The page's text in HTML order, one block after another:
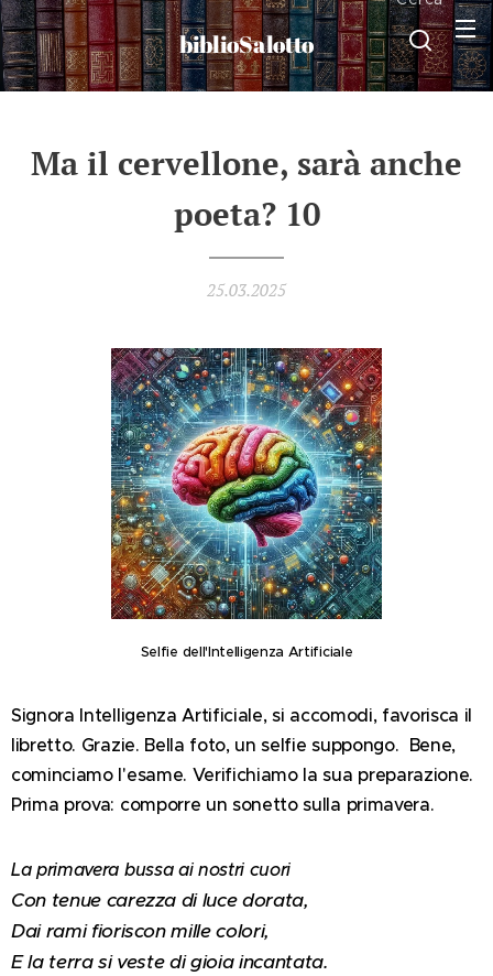
biblioSalotto
Ma il cervellone, sarà anche
poeta? 10
25.03.2025
Selfie dell'Intelligenza Artificiale
Signora Intelligenza Artificiale, si accomodi, favorisca il
libretto. Grazie. Bella foto, un selfie suppongo. Bene,
cominciamo l'esame. Verifichiamo la sua preparazione.
Prima prova: comporre un sonetto sulla primavera.
La primavera bussa ai nostri cuori
Con tenue carezza di luce dorata,
Dai rami fioriscon mille colori,
E la terra si veste di gioia incantata.